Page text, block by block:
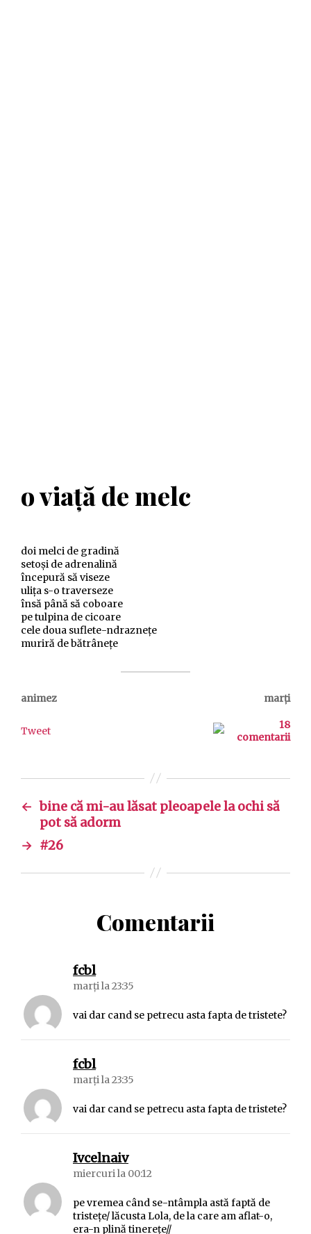
o viaţă de melc
doi melci de gradină
setoşi de adrenalină
începură să viseze
uliţa s-o traverseze
însă până să coboare
pe tulpina de cicoare
cele doua suflete-ndrazneţe
muriră de bătrâneţe
animez marți
Tweet
18
comentarii
← bine că mi-au lăsat pleoapele la ochi să
pot să adorm
→ #26
Comentarii
fcblspune:
marți la 23:35
vai dar cand se petrecu asta fapta de tristete?
fcblspune:
marți la 23:35
vai dar cand se petrecu asta fapta de tristete?
Ivcelnaivspune:
miercuri la 00:12
pe vremea când se-ntâmpla astă faptă de
tristeţe/ lăcusta Lola, de la care am aflat-o,
era-n plină tinereţe//